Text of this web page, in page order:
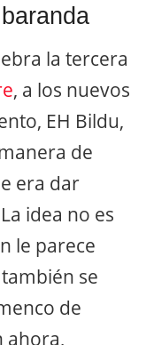
la tercera
, a los nuevos
EH Bildu,
de
era dar
idea no es
le parece
se
de
ahora,